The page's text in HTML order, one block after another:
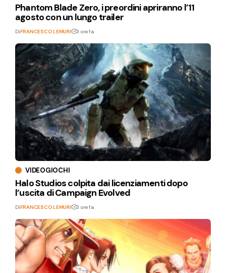
Phantom Blade Zero, i preordini apriranno l’11
agosto con un lungo trailer
DiFRANCESCO LEMURI 3 ore fa
VIDEOGIOCHI
Halo Studios colpita dai licenziamenti dopo
l’uscita di Campaign Evolved
DiFRANCESCO LEMURI 3 ore fa